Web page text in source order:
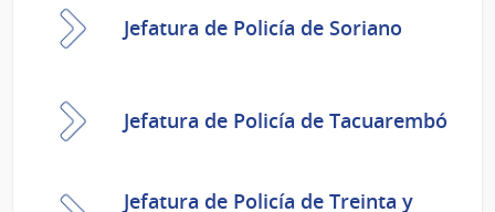
Jefatura de Policía de Soriano
Jefatura de Policía de Tacuarembó
Jefatura de Policía de Treinta y